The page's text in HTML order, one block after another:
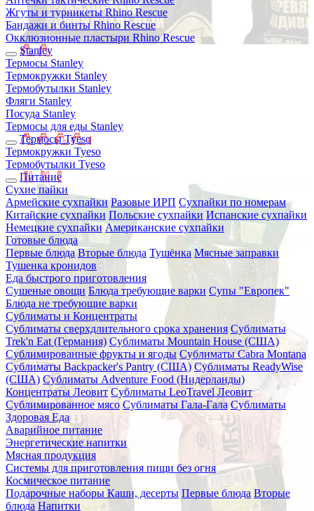
Жгуты и турникеты Rhino Rescue
Бандажи и бинты Rhino Rescue
Окклюзионные пластыри Rhino Rescue
Stanley
Термосы Stanley
Термокружки Stanley
Термобутылки Stanley
Фляги Stanley
Посуда Stanley
Термосы для еды Stanley
Термосы Tyeso
Термокружки Tyeso
Термобутылки Tyeso
Питание
Сухие пайки
Армейские сухпайки Разовые ИРП Сухпайки по номерам
Китайские сухпайки Польские сухпайки Испанские сухпайки
Немецкие сухпайки Американские сухпайки
Готовые блюда
Первые блюда Вторые блюда Тушёнка Мясные заправки
Тушенка кронидов
Еда быстрого приготовления
Сушеные овощи Блюда требующие варки Супы "Европек"
Блюда не требующие варки
Сублиматы и Концентраты
Сублиматы сверхдлительного срока хранения Сублиматы
Trek'n Eat (Германия) Сублиматы Mountain House (США)
Сублимированные фрукты и ягоды Сублиматы Cabra Montana
Сублиматы Backpacker's Pantry (США) Сублиматы ReadyWise
(США) Сублиматы Adventure Food (Нидерланды)
Концентраты Леовит Сублиматы LeoTravel Леовит
Сублимированное мясо Сублиматы Гала-Гала Сублиматы
Здоровая Еда
Аварийное питание
Энергетические напитки
Мясная продукция
Системы для приготовления пищи без огня
Космическое питание
Подарочные наборы Каши, десерты Первые блюда Вторые
блюда Напитки